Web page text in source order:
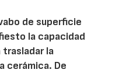
de superficie
la capacidad
trasladar la
cerámica. De